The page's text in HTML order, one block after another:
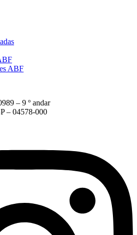
ABF
– 9 º andar
– 04578-000